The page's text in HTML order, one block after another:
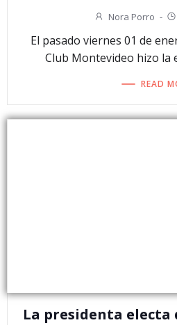
Nora Porro -
El pasado viernes 01 de
Club Montevideo hizo la
READ
La presidenta electa